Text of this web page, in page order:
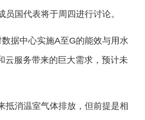
国代表将于周四进行讨论。
据中心实施A至G的能效与用水
云服务带来的巨大需求，预计未
抵消温室气体排放，但前提是相